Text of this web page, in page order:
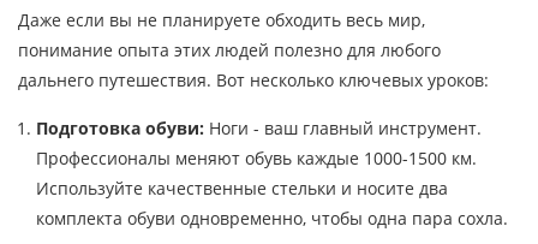
Даже если вы не планируете обходить весь мир,
понимание опыта этих людей полезно для любого
дальнего путешествия. Вот несколько ключевых уроков:
Подготовка обуви: Ноги - ваш главный инструмент.
Профессионалы меняют обувь каждые 1000-1500 км.
Используйте качественные стельки и носите два
комплекта обуви одновременно, чтобы одна пара сохла.